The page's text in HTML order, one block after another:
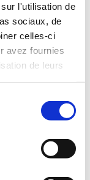
l'utilisation de
sociaux, de
celles-ci
avez fournies
de leurs